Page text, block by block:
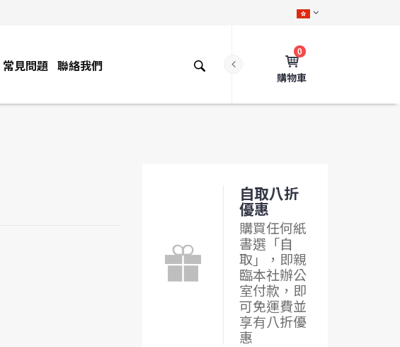
0
購物車
常見問題 聯絡我們
自取八折
優惠
購買任何紙
書選「自
取」，即親
臨本社辦公
室付款，即
可免運費並
享有八折優
惠